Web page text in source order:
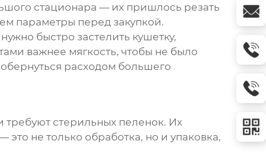
стационара — их пришлось резать
параметры перед закупкой.
быстро застелить кушетку,
важнее мягкость, чтобы не было
расходом большего
стерильных пеленок. Их
не только обработка, но и упаковка,